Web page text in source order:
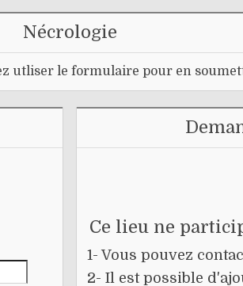
Nécrologie
utliser le formulaire pour en
Ce lieu ne
1- Vous pouvez
2- Il est possible